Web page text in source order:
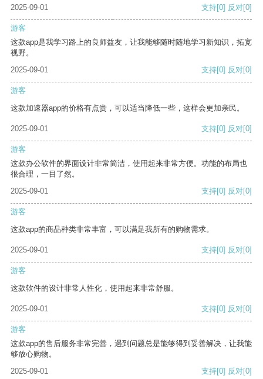
2025-09-01 支持[0] 反对[0]
游客
这款app是我学习路上的良师益友，让我能够随时随地学习新知识，拓宽
视野。
2025-09-01
支持[0] 反对[0]
游客
这款加速器app的价格有点贵，可以适当降低一些，这样会更加亲民。
2025-09-01 支持[0] 反对[0]
游客
这款办公软件的界面设计非常简洁，使用起来非常方便。功能的布局也
很合理，一目了然。
2025-09-01
支持[0] 反对[0]
游客
这款app的商品种类非常丰富，可以满足我所有的购物需求。
2025-09-01 支持[0] 反对[0]
游客
这款软件的设计非常人性化，使用起来非常舒服。
2025-09-01 支持[0] 反对[0]
游客
这款app的售后服务非常完善，遇到问题总是能够得到妥善解决，让我能
够放心购物。
2025-09-01
支持[0] 反对[0]